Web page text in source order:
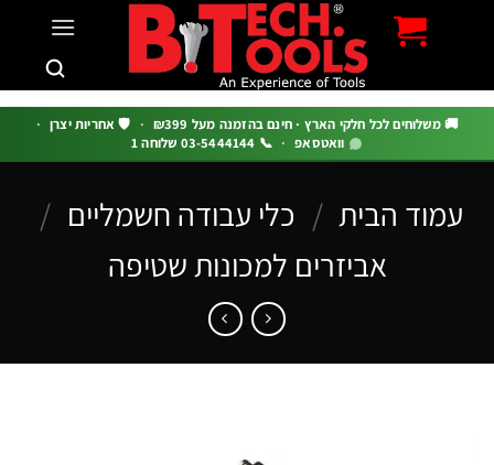
משלוחים לכל חלקי הארץ · חינם בהזמנה מעל ₪399 · 🛡️ אחריות יצרן ·
וואטסאפ · 📞 03-5444144 שלוחה 1
הבית / כלי עבודה חשמליים /
אביזרים למכונות שטיפה